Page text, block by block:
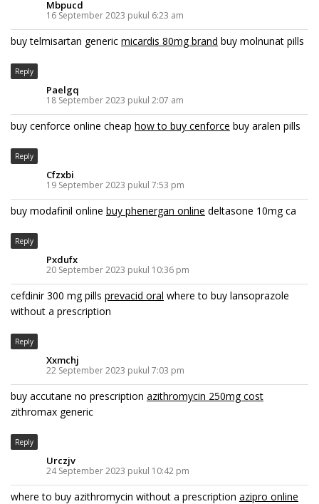
Mbpucd
16 September 2023 pukul 6:23 am
buy telmisartan generic micardis 80mg brand buy molnunat pills
Reply
Paelgq
18 September 2023 pukul 2:07 am
buy cenforce online cheap how to buy cenforce buy aralen pills
Reply
Cfzxbi
19 September 2023 pukul 7:53 pm
buy modafinil online buy phenergan online deltasone 10mg ca
Reply
Pxdufx
20 September 2023 pukul 10:36 pm
cefdinir 300 mg pills prevacid oral where to buy lansoprazole
without a prescription
Reply
Xxmchj
22 September 2023 pukul 7:03 pm
buy accutane no prescription azithromycin 250mg cost
zithromax generic
Reply
Urczjv
24 September 2023 pukul 10:42 pm
where to buy azithromycin without a prescription azipro online